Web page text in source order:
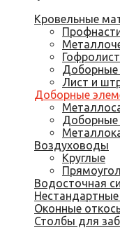
Кровельные
Гофролист
Доборные
Лист и
Доборные
Доборные
Воздуховоды
Круглые
Водосточная
Оконные
Столбы для